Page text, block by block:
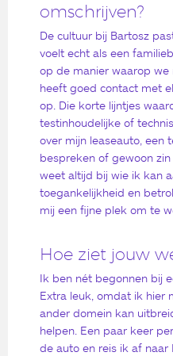
omschrijven?
De cultuur bij Bartosz
voelt echt als een
op de manier waarop
heeft goed contact met
op. Die korte lijntjes
testinhoudelijke of
over mijn leaseauto, een
bespreken of gewoon
weet altijd bij wie ik kan
toegankelijkheid en
mij een fijne plek om te
Hoe ziet jouw
Ik ben nét begonnen bij
Extra leuk, omdat ik hier
ander domein kan
helpen. Een paar keer
de auto en reis ik af